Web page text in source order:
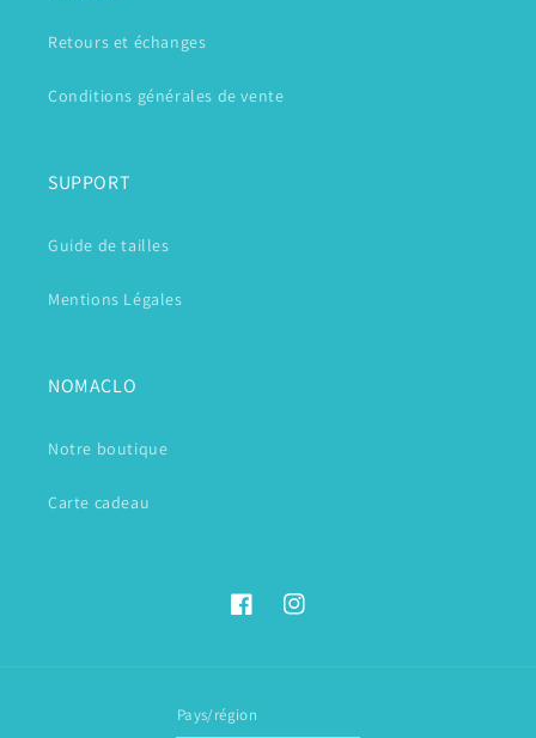
Retours et échanges
Conditions générales de vente
SUPPORT
Guide de tailles
Mentions Légales
NOMACLO
Notre boutique
Carte cadeau
FacebookInstagram
Pays/région